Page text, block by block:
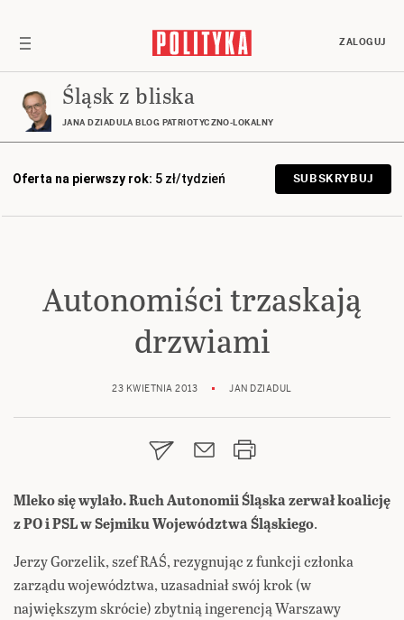
ZALOGUJ
Śląsk z bliska
JANA DZIADULA BLOG PATRIOTYCZNO-LOKALNY
Oferta na pierwszy rok: 5 zł/tydzień SUBSKRYBUJ
Autonomiści trzaskają
drzwiami
23 KWIETNIA 2013 JAN DZIADUL
Mleko się wylało. Ruch Autonomii Śląska zerwał koalicję
z PO i PSL w Sejmiku Województwa Śląskiego.
Jerzy Gorzelik, szef RAŚ, rezygnując z funkcji członka
zarządu województwa, uzasadniał swój krok (w
największym skrócie) zbytnią ingerencją Warszawy